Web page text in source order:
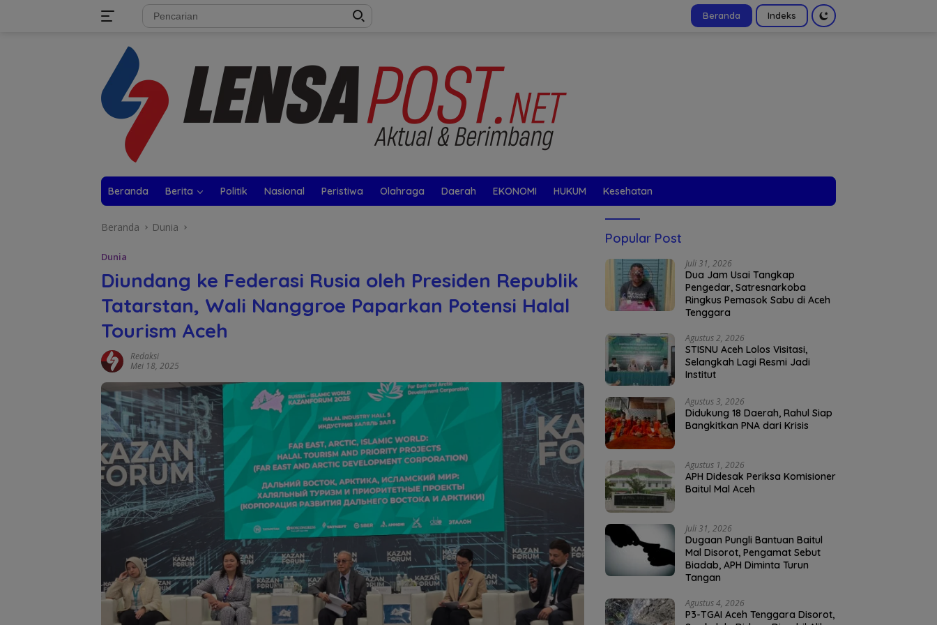
Beranda Indeks
Beranda Berita Politik Nasional Peristiwa Olahraga Daerah EKONOMI HUKUM Kesehatan
Beranda Dunia
Dunia
Diundang ke Federasi Rusia oleh Presiden Republik
Tatarstan, Wali Nanggroe Paparkan Potensi Halal
Tourism Aceh
Redaksi
Mei 18, 2025
Popular Post
Juli 31, 2026
Dua Jam Usai Tangkap
Pengedar, Satresnarkoba
Ringkus Pemasok Sabu di Aceh
Tenggara
Agustus 2, 2026
STISNU Aceh Lolos Visitasi,
Selangkah Lagi Resmi Jadi
Institut
Agustus 3, 2026
Didukung 18 Daerah, Rahul Siap
Bangkitkan PNA dari Krisis
Agustus 1, 2026
APH Didesak Periksa Komisioner
Baitul Mal Aceh
Juli 31, 2026
Dugaan Pungli Bantuan Baitul
Mal Disorot, Pengamat Sebut
Biadab, APH Diminta Turun
Tangan
Agustus 4, 2026
P3-TGAI Aceh Tenggara Disorot,